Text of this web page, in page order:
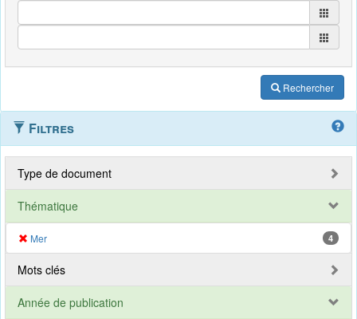
Rechercher
Filtres
Type de document
Thématique
Mer 4
Mots clés
Année de publication